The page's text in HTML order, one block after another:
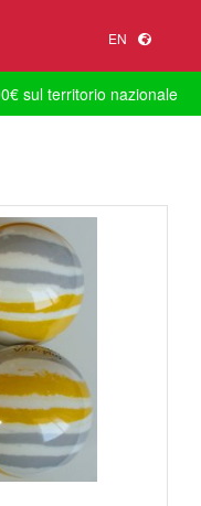
EN
sul territorio nazionale